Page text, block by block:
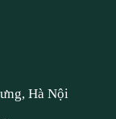
Hà Nội